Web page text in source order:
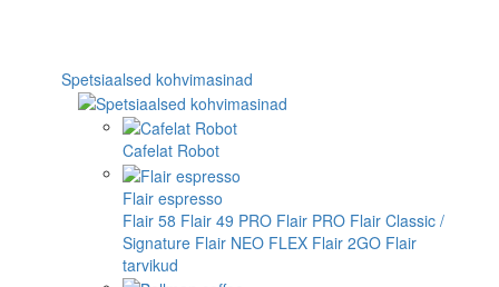
Spetsiaalsed kohvimasinad
Cafelat Robot
Flair espresso
Flair 58 Flair 49 PRO Flair PRO Flair Classic /
Signature Flair NEO FLEX Flair 2GO Flair
tarvikud